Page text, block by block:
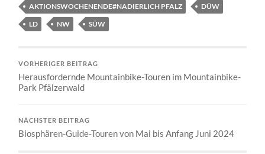
AKTIONSWOCHENENDE#NADIERLICH PFALZ
DÜW
LD
NW SÜW
VORHERIGER BEITRAG
Herausfordernde Mountainbike-Touren im Mountainbike-
Park Pfälzerwald
NÄCHSTER BEITRAG
Biosphären-Guide-Touren von Mai bis Anfang Juni 2024